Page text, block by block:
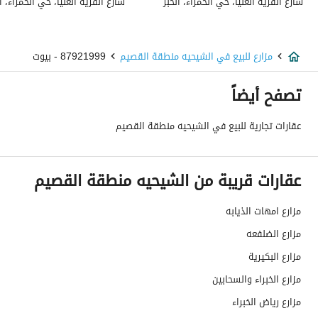
عرض الشارع
50
رقم المخطط
رقم صك الملكية
760699008902
حدود واطوال العقار
-
الضمانات والمدة
قنوات الاعلان
هل يوجد اي التزام على
العقار ؟
مزارع للبيع في الشيحيه منطقة القصيم 87921999 - بيوت
تصفح أيضاً
عقارات تجارية للبيع في الشيحيه منطقة القصيم
عقارات قريبة من الشيحيه منطقة القصيم
مزارع امهات الذيابه
مزارع الضلفعه
مزارع البكيرية
مزارع الخبراء والسحابين
مزارع رياض الخبراء